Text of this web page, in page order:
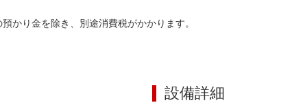
かり金を除き、別途消費税がかかります。
設備詳細